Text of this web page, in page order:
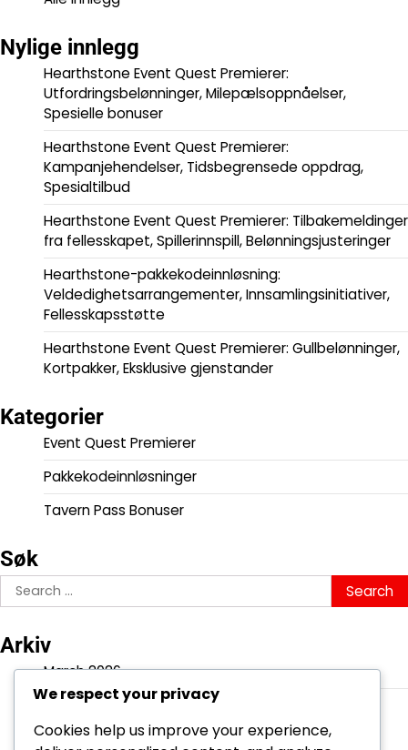
Nylige innlegg
Hearthstone Event Quest Premierer:
Utfordringsbelønninger, Milepælsoppnåelser,
Spesielle bonuser
Hearthstone Event Quest Premierer:
Kampanjehendelser, Tidsbegrensede oppdrag,
Spesialtilbud
Hearthstone Event Quest Premierer: Tilbakemeldinger
fra fellesskapet, Spillerinnspill, Belønningsjusteringer
Hearthstone-pakkekodeinnløsning:
Veldedighetsarrangementer, Innsamlingsinitiativer,
Fellesskapsstøtte
Hearthstone Event Quest Premierer: Gullbelønninger,
Kortpakker, Eksklusive gjenstander
Kategorier
Event Quest Premierer
Pakkekodeinnløsninger
Tavern Pass Bonuser
Søk
Search
for:
Arkiv
March 2026
February 2026
We respect your privacy
Cookies help us improve your experience,